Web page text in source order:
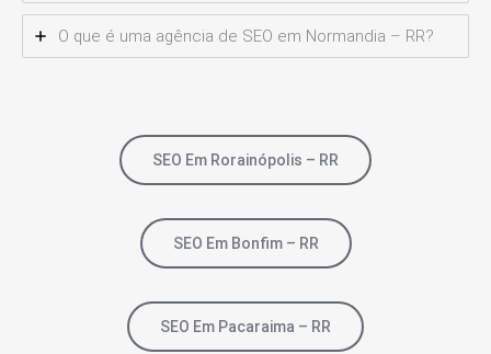
O que é uma agência de SEO em Normandia – RR?
SEO Em Rorainópolis – RR
SEO Em Bonfim – RR
SEO Em Pacaraima – RR